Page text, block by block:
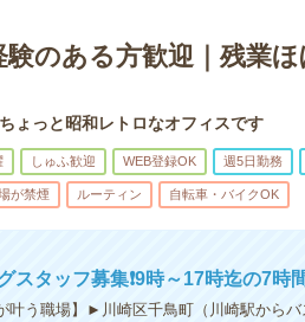
験のある方歓迎｜残業
ょっと昭和レトロなオフィスです
しゅふ歓迎 WEB登録OK 週5日勤務
が禁煙 ルーティン 自転車・バイクOK
タッフ募集❗️9時～17時迄の7時
叶う職場】►川崎区千鳥町（川崎駅から